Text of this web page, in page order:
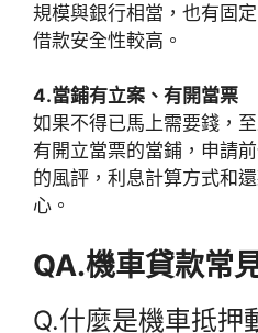
規模與銀行相當，也有固
借款安全性較高。
4.當鋪有立案、有開當票
如果不得已馬上需要錢，
有開立當票的當鋪，申請
的風評，利息計算方式和
心。
QA.機車貸款常
Q.什麼是機車抵押